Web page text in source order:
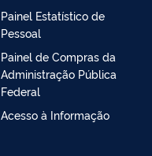
Painel Estatístico de
Pessoal
Painel de Compras da
Administração Pública
Federal
Acesso à Informação